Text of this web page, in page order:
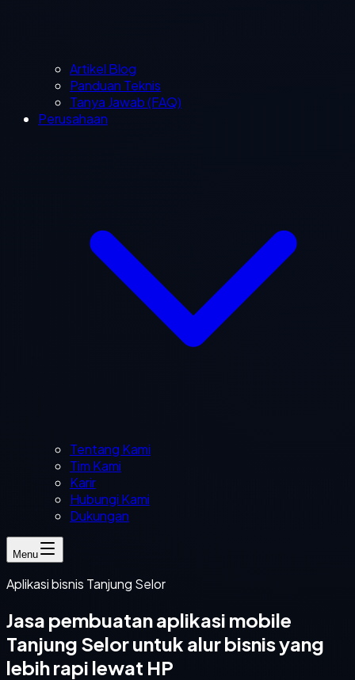
Artikel Blog
Panduan Teknis
Tanya Jawab (FAQ)
Perusahaan
Tentang Kami
Tim Kami
Karir
Hubungi Kami
Dukungan
Menu
Aplikasi bisnis Tanjung Selor
Jasa pembuatan aplikasi mobile
Tanjung Selor untuk alur bisnis yang
lebih rapi lewat HP